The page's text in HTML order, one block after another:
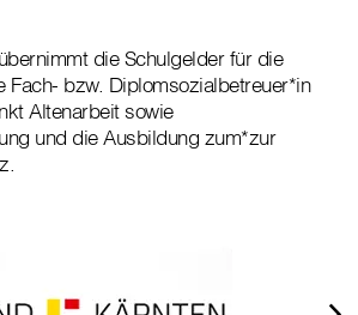
die Schulgelder für die
Fach- bzw. Diplomsozialbetreuer*in
Altenarbeit sowie
und die Ausbildung zum*zur